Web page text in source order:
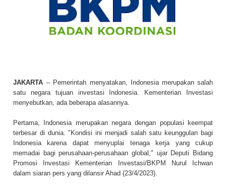
JAKARTA-- Pemerintah menyatakan, Indonesia merupakan salah
satu negara tujuan investasi Indonesia. Kementerian Investasi
menyebutkan, ada beberapa alasannya.
Pertama, Indonesia merupakan negara dengan populasi keempat
terbesar di dunia. "Kondisi ini menjadi salah satu keunggulan bagi
Indonesia karena dapat menyuplai tenaga kerja yang cukup
memadai bagi perusahaan-perusahaan global," ujar Deputi Bidang
Promosi Investasi Kementerian Investasi/BKPM Nurul Ichwan
dalam siaran pers yang dilansir Ahad (23/4/2023).